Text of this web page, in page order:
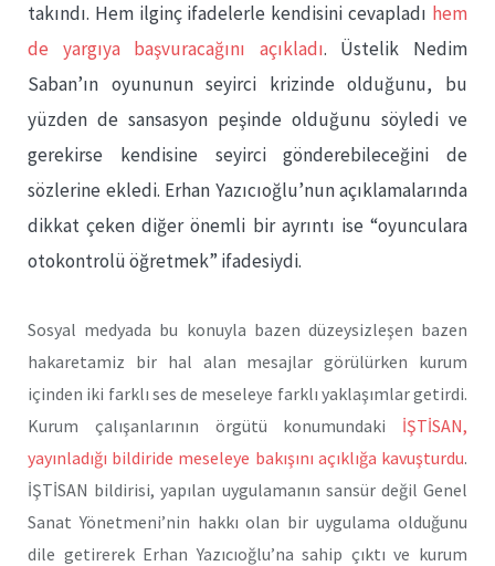
takındı. Hem ilginç ifadelerle kendisini cevapladı hem
de yargıya başvuracağını açıkladı. Üstelik Nedim
Saban’ın oyununun seyirci krizinde olduğunu, bu
yüzden de sansasyon peşinde olduğunu söyledi ve
gerekirse kendisine seyirci gönderebileceğini de
sözlerine ekledi. Erhan Yazıcıoğlu’nun açıklamalarında
dikkat çeken diğer önemli bir ayrıntı ise “oyunculara
otokontrolü öğretmek” ifadesiydi.
Sosyal medyada bu konuyla bazen düzeysizleşen bazen
hakaretamiz bir hal alan mesajlar görülürken kurum
içinden iki farklı ses de meseleye farklı yaklaşımlar getirdi.
Kurum çalışanlarının örgütü konumundaki İŞTİSAN,
yayınladığı bildiride meseleye bakışını açıklığa kavuşturdu.
İŞTİSAN bildirisi, yapılan uygulamanın sansür değil Genel
Sanat Yönetmeni’nin hakkı olan bir uygulama olduğunu
dile getirerek Erhan Yazıcıoğlu’na sahip çıktı ve kurum